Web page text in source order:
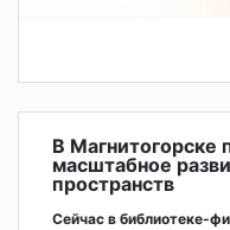
В Магнитогорске
масштабное
пространств
Сейчас в библиотеке-